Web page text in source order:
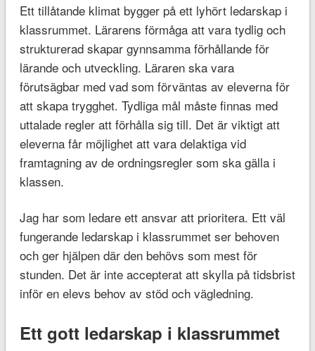
Ett tillåtande klimat bygger på ett lyhört ledarskap i
klassrummet. Lärarens förmåga att vara tydlig och
strukturerad skapar gynnsamma förhållande för
lärande och utveckling. Läraren ska vara
förutsägbar med vad som förväntas av eleverna för
att skapa trygghet. Tydliga mål måste finnas med
uttalade regler att förhålla sig till. Det är viktigt att
eleverna får möjlighet att vara delaktiga vid
framtagning av de ordningsregler som ska gälla i
klassen.
Jag har som ledare ett ansvar att prioritera. Ett väl
fungerande ledarskap i klassrummet ser behoven
och ger hjälpen där den behövs som mest för
stunden. Det är inte accepterat att skylla på tidsbrist
inför en elevs behov av stöd och vägledning.
Ett gott ledarskap i klassrummet